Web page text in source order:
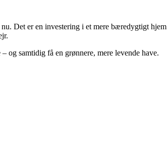
Det er en investering i et mere bæredygtigt
og samtidig få en grønnere, mere levende have.